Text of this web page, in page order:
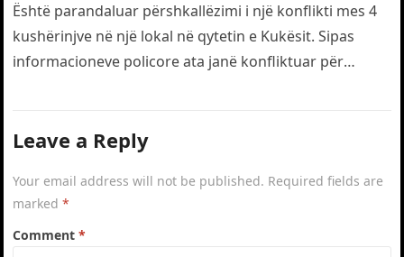
drejt traumës
Është parandaluar përshkallëzimi i një konflikti mes 4
kushërinjve në një lokal në qytetin e Kukësit. Sipas
informacioneve policore ata janë konfliktuar për
Leave a Reply
Your email address will not be published. Required fields are
marked*
Comment*